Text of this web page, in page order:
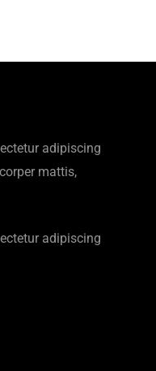
adipiscing
mattis,
adipiscing